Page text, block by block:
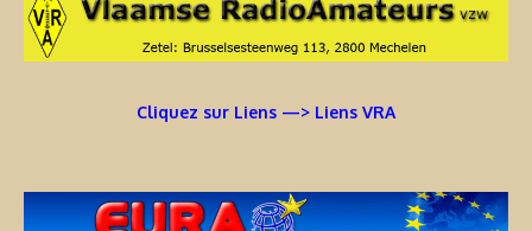
Cliquez sur Liens —> Liens VRA